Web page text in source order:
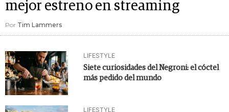
mejor estreno en streaming
Por Tim Lammers
LIFESTYLE
Siete curiosidades del Negroni: el cóctel
más pedido del mundo
LIFESTYLE